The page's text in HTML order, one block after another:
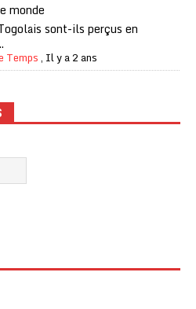
monde
sont-ils perçus en
Temps, Il y a 2 ans